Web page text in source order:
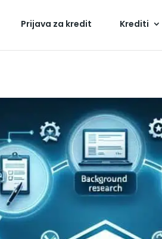
Prijava za kredit Krediti